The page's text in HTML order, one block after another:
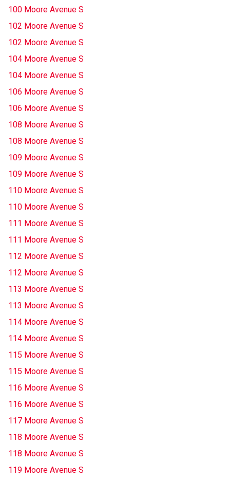
100 Moore Avenue S
102 Moore Avenue S
102 Moore Avenue S
104 Moore Avenue S
104 Moore Avenue S
106 Moore Avenue S
106 Moore Avenue S
108 Moore Avenue S
108 Moore Avenue S
109 Moore Avenue S
109 Moore Avenue S
110 Moore Avenue S
110 Moore Avenue S
111 Moore Avenue S
111 Moore Avenue S
112 Moore Avenue S
112 Moore Avenue S
113 Moore Avenue S
113 Moore Avenue S
114 Moore Avenue S
114 Moore Avenue S
115 Moore Avenue S
115 Moore Avenue S
116 Moore Avenue S
116 Moore Avenue S
117 Moore Avenue S
118 Moore Avenue S
118 Moore Avenue S
119 Moore Avenue S